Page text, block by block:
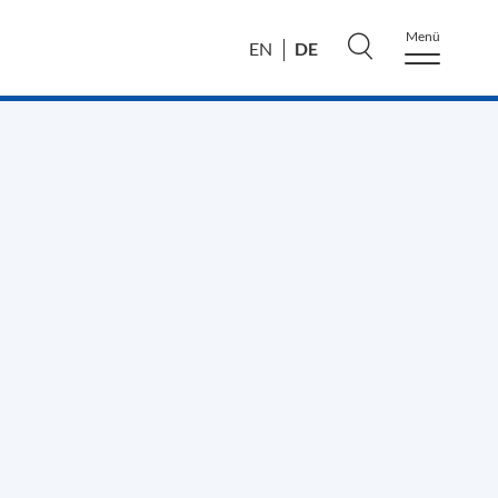
EN DE
Menü